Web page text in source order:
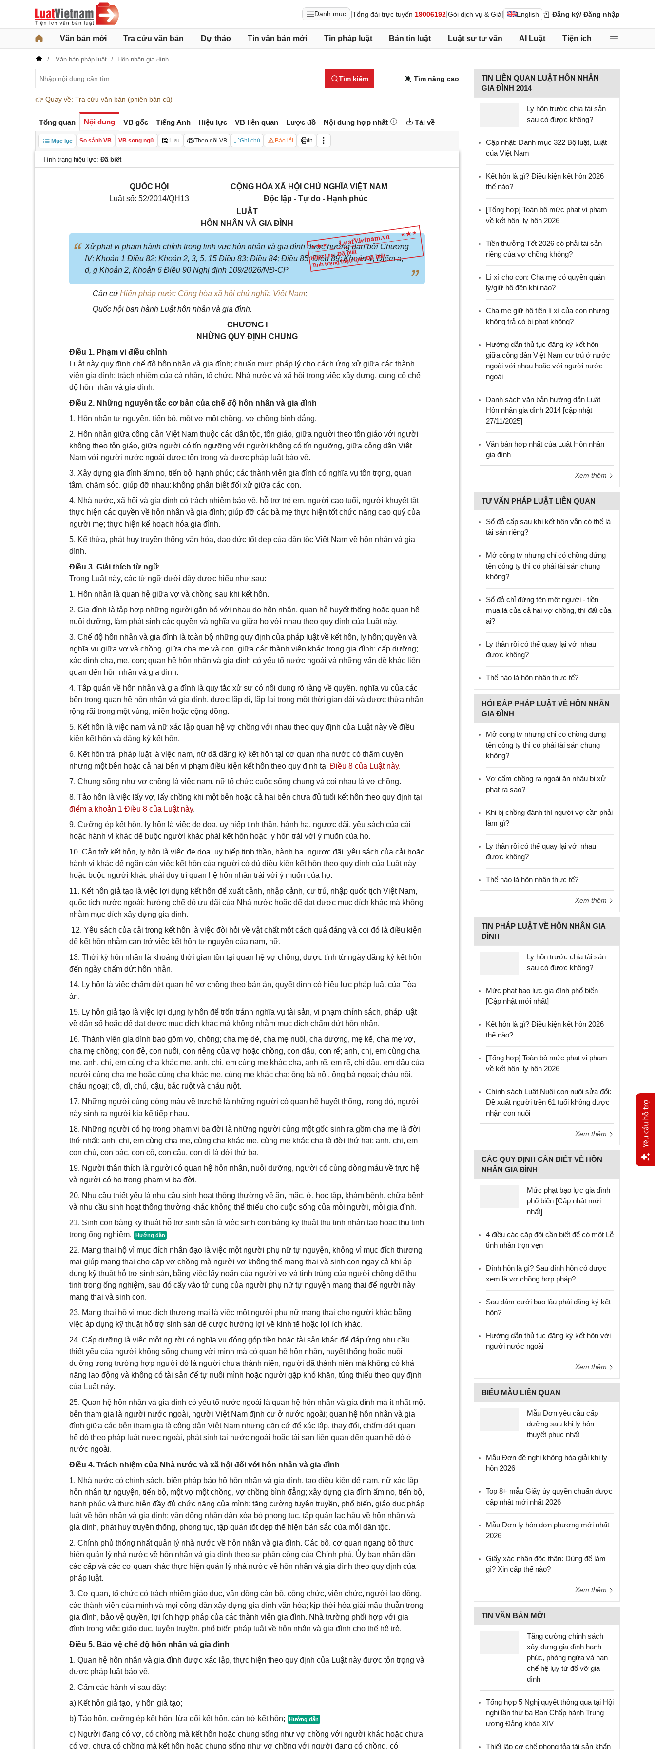
Danh mục Tổng đài trực tuyến 19006192 Gói dịch vụ & Giá English Đăng ký/ Đăng nhập
Văn bản mới Tra cứu văn bản Dự thảo Tin văn bản mới Tin pháp luật Bản tin luật Luật sư tư vấn AI Luật Tiện ích
Văn bản pháp luật Hôn nhân gia đình
Tìm kiếm Tìm nâng cao
👉 Quay về: Tra cứu văn bản (phiên bản cũ)
Tổng quan Nội dung VB gốc Tiếng Anh Hiệu lực VB liên quan Lược đồ Nội dung hợp nhất Tải về
Mục lục So sánh VB VB song ngữ Lưu Theo dõi VB Ghi chú Báo lỗi In
Tình trạng hiệu lực: Đã biết
Hiệu lực: Đã biết
Tình trạng hiệu lực: Đã biết
QUỐC HỘI
Luật số: 52/2014/QH13
CỘNG HÒA XÃ HỘI CHỦ NGHĨA VIỆT NAM
Độc lập - Tự do - Hạnh phúc
LUẬT
HÔN NHÂN VÀ GIA ĐÌNH
Xử phạt vi phạm hành chính trong lĩnh vực hôn nhân và gia đình được hướng dẫn bởi Chương
IV; Khoản 1 Điều 82; Khoản 2, 3, 5, 15 Điều 83; Điều 84; Điều 85; Điều 89; Khoản 1, Điểm a,
d, g Khoản 2, Khoản 6 Điều 90 Nghị định 109/2026/NĐ-CP
Căn cứHiến pháp nước Cộng hòa xã hội chủ nghĩa Việt Nam;
Quốc hội ban hành Luật hôn nhân và gia đình.
CHƯƠNG I
NHỮNG QUY ĐỊNH CHUNG
Điều 1. Phạm vi điều chỉnh
Luật này quy định chế độ hôn nhân và gia đình; chuẩn mực pháp lý cho cách ứng xử giữa các thành
viên gia đình; trách nhiệm của cá nhân, tổ chức, Nhà nước và xã hội trong việc xây dựng, củng cố chế
độ hôn nhân và gia đình.
Điều 2. Những nguyên tắc cơ bản của chế độ hôn nhân và gia đình
1. Hôn nhân tự nguyện, tiến bộ, một vợ một chồng, vợ chồng bình đẳng.
2. Hôn nhân giữa công dân Việt Nam thuộc các dân tộc, tôn giáo, giữa người theo tôn giáo với người
không theo tôn giáo, giữa người có tín ngưỡng với người không có tín ngưỡng, giữa công dân Việt
Nam với người nước ngoài được tôn trọng và được pháp luật bảo vệ.
3. Xây dựng gia đình ấm no, tiến bộ, hạnh phúc; các thành viên gia đình có nghĩa vụ tôn trọng, quan
tâm, chăm sóc, giúp đỡ nhau; không phân biệt đối xử giữa các con.
4. Nhà nước, xã hội và gia đình có trách nhiệm bảo vệ, hỗ trợ trẻ em, người cao tuổi, người khuyết tật
thực hiện các quyền về hôn nhân và gia đình; giúp đỡ các bà mẹ thực hiện tốt chức năng cao quý của
người mẹ; thực hiện kế hoạch hóa gia đình.
5. Kế thừa, phát huy truyền thống văn hóa, đạo đức tốt đẹp của dân tộc Việt Nam về hôn nhân và gia
đình.
Điều 3. Giải thích từ ngữ
Trong Luật này, các từ ngữ dưới đây được hiểu như sau:
1. Hôn nhân là quan hệ giữa vợ và chồng sau khi kết hôn.
2. Gia đình là tập hợp những người gắn bó với nhau do hôn nhân, quan hệ huyết thống hoặc quan hệ
nuôi dưỡng, làm phát sinh các quyền và nghĩa vụ giữa họ với nhau theo quy định của Luật này.
3. Chế độ hôn nhân và gia đình là toàn bộ những quy định của pháp luật về kết hôn, ly hôn; quyền và
nghĩa vụ giữa vợ và chồng, giữa cha mẹ và con, giữa các thành viên khác trong gia đình; cấp dưỡng;
xác định cha, mẹ, con; quan hệ hôn nhân và gia đình có yếu tố nước ngoài và những vấn đề khác liên
quan đến hôn nhân và gia đình.
4. Tập quán về hôn nhân và gia đình là quy tắc xử sự có nội dung rõ ràng về quyền, nghĩa vụ của các
bên trong quan hệ hôn nhân và gia đình, được lặp đi, lặp lại trong một thời gian dài và được thừa nhận
rộng rãi trong một vùng, miền hoặc cộng đồng.
5. Kết hôn là việc nam và nữ xác lập quan hệ vợ chồng với nhau theo quy định của Luật này về điều
kiện kết hôn và đăng ký kết hôn.
6. Kết hôn trái pháp luật là việc nam, nữ đã đăng ký kết hôn tại cơ quan nhà nước có thẩm quyền
nhưng một bên hoặc cả hai bên vi phạm điều kiện kết hôn theo quy định tại Điều 8 của Luật này.
7. Chung sống như vợ chồng là việc nam, nữ tổ chức cuộc sống chung và coi nhau là vợ chồng.
8. Tảo hôn là việc lấy vợ, lấy chồng khi một bên hoặc cả hai bên chưa đủ tuổi kết hôn theo quy định tại
điểm a khoản 1 Điều 8 của Luật này.
9. Cưỡng ép kết hôn, ly hôn là việc đe dọa, uy hiếp tinh thần, hành hạ, ngược đãi, yêu sách của cải
hoặc hành vi khác để buộc người khác phải kết hôn hoặc ly hôn trái với ý muốn của họ.
10. Cản trở kết hôn, ly hôn là việc đe dọa, uy hiếp tinh thần, hành hạ, ngược đãi, yêu sách của cải hoặc
hành vi khác để ngăn cản việc kết hôn của người có đủ điều kiện kết hôn theo quy định của Luật này
hoặc buộc người khác phải duy trì quan hệ hôn nhân trái với ý muốn của họ.
11. Kết hôn giả tạo là việc lợi dụng kết hôn để xuất cảnh, nhập cảnh, cư trú, nhập quốc tịch Việt Nam,
quốc tịch nước ngoài; hưởng chế độ ưu đãi của Nhà nước hoặc để đạt được mục đích khác mà không
nhằm mục đích xây dựng gia đình.
12. Yêu sách của cải trong kết hôn là việc đòi hỏi về vật chất một cách quá đáng và coi đó là điều kiện
để kết hôn nhằm cản trở việc kết hôn tự nguyện của nam, nữ.
13. Thời kỳ hôn nhân là khoảng thời gian tồn tại quan hệ vợ chồng, được tính từ ngày đăng ký kết hôn
đến ngày chấm dứt hôn nhân.
14. Ly hôn là việc chấm dứt quan hệ vợ chồng theo bản án, quyết định có hiệu lực pháp luật của Tòa
án.
15. Ly hôn giả tạo là việc lợi dụng ly hôn để trốn tránh nghĩa vụ tài sản, vi phạm chính sách, pháp luật
về dân số hoặc để đạt được mục đích khác mà không nhằm mục đích chấm dứt hôn nhân.
16. Thành viên gia đình bao gồm vợ, chồng; cha mẹ đẻ, cha mẹ nuôi, cha dượng, mẹ kế, cha mẹ vợ,
cha mẹ chồng; con đẻ, con nuôi, con riêng của vợ hoặc chồng, con dâu, con rể; anh, chị, em cùng cha
mẹ, anh, chị, em cùng cha khác mẹ, anh, chị, em cùng mẹ khác cha, anh rể, em rể, chị dâu, em dâu của
người cùng cha mẹ hoặc cùng cha khác mẹ, cùng mẹ khác cha; ông bà nội, ông bà ngoại; cháu nội,
cháu ngoại; cô, dì, chú, cậu, bác ruột và cháu ruột.
17. Những người cùng dòng máu về trực hệ là những người có quan hệ huyết thống, trong đó, người
này sinh ra người kia kế tiếp nhau.
18. Những người có họ trong phạm vi ba đời là những người cùng một gốc sinh ra gồm cha mẹ là đời
thứ nhất; anh, chị, em cùng cha mẹ, cùng cha khác mẹ, cùng mẹ khác cha là đời thứ hai; anh, chị, em
con chú, con bác, con cô, con cậu, con dì là đời thứ ba.
19. Người thân thích là người có quan hệ hôn nhân, nuôi dưỡng, người có cùng dòng máu về trực hệ
và người có họ trong phạm vi ba đời.
20. Nhu cầu thiết yếu là nhu cầu sinh hoạt thông thường về ăn, mặc, ở, học tập, khám bệnh, chữa bệnh
và nhu cầu sinh hoạt thông thường khác không thể thiếu cho cuộc sống của mỗi người, mỗi gia đình.
21. Sinh con bằng kỹ thuật hỗ trợ sinh sản là việc sinh con bằng kỹ thuật thụ tinh nhân tạo hoặc thụ tinh
trong ống nghiệm.
22. Mang thai hộ vì mục đích nhân đạo là việc một người phụ nữ tự nguyện, không vì mục đích thương
mại giúp mang thai cho cặp vợ chồng mà người vợ không thể mang thai và sinh con ngay cả khi áp
dụng kỹ thuật hỗ trợ sinh sản, bằng việc lấy noãn của người vợ và tinh trùng của người chồng để thụ
tinh trong ống nghiệm, sau đó cấy vào tử cung của người phụ nữ tự nguyện mang thai để người này
mang thai và sinh con.
23. Mang thai hộ vì mục đích thương mại là việc một người phụ nữ mang thai cho người khác bằng
việc áp dụng kỹ thuật hỗ trợ sinh sản để được hưởng lợi về kinh tế hoặc lợi ích khác.
24. Cấp dưỡng là việc một người có nghĩa vụ đóng góp tiền hoặc tài sản khác để đáp ứng nhu cầu
thiết yếu của người không sống chung với mình mà có quan hệ hôn nhân, huyết thống hoặc nuôi
dưỡng trong trường hợp người đó là người chưa thành niên, người đã thành niên mà không có khả
năng lao động và không có tài sản để tự nuôi mình hoặc người gặp khó khăn, túng thiếu theo quy định
của Luật này.
25. Quan hệ hôn nhân và gia đình có yếu tố nước ngoài là quan hệ hôn nhân và gia đình mà ít nhất một
bên tham gia là người nước ngoài, người Việt Nam định cư ở nước ngoài; quan hệ hôn nhân và gia
đình giữa các bên tham gia là công dân Việt Nam nhưng căn cứ để xác lập, thay đổi, chấm dứt quan
hệ đó theo pháp luật nước ngoài, phát sinh tại nước ngoài hoặc tài sản liên quan đến quan hệ đó ở
nước ngoài.
Điều 4. Trách nhiệm của Nhà nước và xã hội đối với hôn nhân và gia đình
1. Nhà nước có chính sách, biện pháp bảo hộ hôn nhân và gia đình, tạo điều kiện để nam, nữ xác lập
hôn nhân tự nguyện, tiến bộ, một vợ một chồng, vợ chồng bình đẳng; xây dựng gia đình ấm no, tiến bộ,
hạnh phúc và thực hiện đầy đủ chức năng của mình; tăng cường tuyên truyền, phổ biến, giáo dục pháp
luật về hôn nhân và gia đình; vận động nhân dân xóa bỏ phong tục, tập quán lạc hậu về hôn nhân và
gia đình, phát huy truyền thống, phong tục, tập quán tốt đẹp thể hiện bản sắc của mỗi dân tộc.
2. Chính phủ thống nhất quản lý nhà nước về hôn nhân và gia đình. Các bộ, cơ quan ngang bộ thực
hiện quản lý nhà nước về hôn nhân và gia đình theo sự phân công của Chính phủ. Ủy ban nhân dân
các cấp và các cơ quan khác thực hiện quản lý nhà nước về hôn nhân và gia đình theo quy định của
pháp luật.
3. Cơ quan, tổ chức có trách nhiệm giáo dục, vận động cán bộ, công chức, viên chức, người lao động,
các thành viên của mình và mọi công dân xây dựng gia đình văn hóa; kịp thời hòa giải mâu thuẫn trong
gia đình, bảo vệ quyền, lợi ích hợp pháp của các thành viên gia đình. Nhà trường phối hợp với gia
đình trong việc giáo dục, tuyên truyền, phổ biến pháp luật về hôn nhân và gia đình cho thế hệ trẻ.
Điều 5. Bảo vệ chế độ hôn nhân và gia đình
1. Quan hệ hôn nhân và gia đình được xác lập, thực hiện theo quy định của Luật này được tôn trọng và
được pháp luật bảo vệ.
2. Cấm các hành vi sau đây:
a) Kết hôn giả tạo, ly hôn giả tạo;
b) Tảo hôn, cưỡng ép kết hôn, lừa dối kết hôn, cản trở kết hôn;
c) Người đang có vợ, có chồng mà kết hôn hoặc chung sống như vợ chồng với người khác hoặc chưa
có vợ, chưa có chồng mà kết hôn hoặc chung sống như vợ chồng với người đang có chồng, có
TIN LIÊN QUAN LUẬT HÔN NHÂN
GIA ĐÌNH 2014
Ly hôn trước chia tài sản
sau có được không?
Cập nhật: Danh mục 322 Bộ luật, Luật
của Việt Nam
Kết hôn là gì? Điều kiện kết hôn 2026
thế nào?
[Tổng hợp] Toàn bộ mức phạt vi phạm
về kết hôn, ly hôn 2026
Tiền thưởng Tết 2026 có phải tài sản
riêng của vợ chồng không?
Lì xì cho con: Cha mẹ có quyền quản
lý/giữ hộ đến khi nào?
Cha mẹ giữ hộ tiền lì xì của con nhưng
không trả có bị phạt không?
Hướng dẫn thủ tục đăng ký kết hôn
giữa công dân Việt Nam cư trú ở nước
ngoài với nhau hoặc với người nước
ngoài
Danh sách văn bản hướng dẫn Luật
Hôn nhân gia đình 2014 [cập nhật
27/11/2025]
Văn bản hợp nhất của Luật Hôn nhân
gia đình
Xem thêm
TƯ VẤN PHÁP LUẬT LIÊN QUAN
Sổ đỏ cấp sau khi kết hôn vẫn có thể là
tài sản riêng?
Mở công ty nhưng chỉ có chồng đứng
tên công ty thì có phải tài sản chung
không?
Sổ đỏ chỉ đứng tên một người - tiền
mua là của cả hai vợ chồng, thì đất của
ai?
Ly thân rồi có thể quay lại với nhau
được không?
Thế nào là hôn nhân thực tế?
HỎI ĐÁP PHÁP LUẬT VỀ HÔN NHÂN
GIA ĐÌNH
Mở công ty nhưng chỉ có chồng đứng
tên công ty thì có phải tài sản chung
không?
Vợ cấm chồng ra ngoài ăn nhậu bị xử
phạt ra sao?
Khi bị chồng đánh thì người vợ cần phải
làm gì?
Ly thân rồi có thể quay lại với nhau
được không?
Thế nào là hôn nhân thực tế?
Xem thêm
TIN PHÁP LUẬT VỀ HÔN NHÂN GIA
ĐÌNH
Ly hôn trước chia tài sản
sau có được không?
Mức phạt bạo lực gia đình phổ biến
[Cập nhật mới nhất]
Kết hôn là gì? Điều kiện kết hôn 2026
thế nào?
[Tổng hợp] Toàn bộ mức phạt vi phạm
về kết hôn, ly hôn 2026
Chính sách Luật Nuôi con nuôi sửa đổi:
Đề xuất người trên 61 tuổi không được
nhận con nuôi
Xem thêm
CÁC QUY ĐỊNH CẦN BIẾT VỀ HÔN
NHÂN GIA ĐÌNH
Mức phạt bạo lực gia đình
phổ biến [Cập nhật mới
nhất]
4 điều các cặp đôi cần biết để có một Lễ
tình nhân trọn vẹn
Đính hôn là gì? Sau đính hôn có được
xem là vợ chồng hợp pháp?
Sau đám cưới bao lâu phải đăng ký kết
hôn?
Hướng dẫn thủ tục đăng ký kết hôn với
người nước ngoài
Xem thêm
BIỂU MẪU LIÊN QUAN
Mẫu Đơn yêu cầu cấp
dưỡng sau khi ly hôn
thuyết phục nhất
Mẫu Đơn đề nghị không hòa giải khi ly
hôn 2026
Top 8+ mẫu Giấy ủy quyền chuẩn được
cập nhật mới nhất 2026
Mẫu Đơn ly hôn đơn phương mới nhất
2026
Giấy xác nhận độc thân: Dùng để làm
gì? Xin cấp thế nào?
Xem thêm
TIN VĂN BẢN MỚI
Tăng cường chính sách
xây dựng gia đình hạnh
phúc, phòng ngừa và hạn
chế hệ lụy từ đổ vỡ gia
đình
Tổng hợp 5 Nghị quyết thông qua tại Hội
nghị lần thứ ba Ban Chấp hành Trung
ương Đảng khóa XIV
Thiết lập cơ chế phong tỏa tài sản khẩn